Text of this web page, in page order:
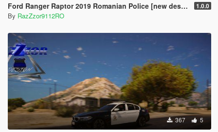
Ford Ranger Raptor 2019 Romanian Police [new design] 1.0.0
By RazZzor9112RO
367 5